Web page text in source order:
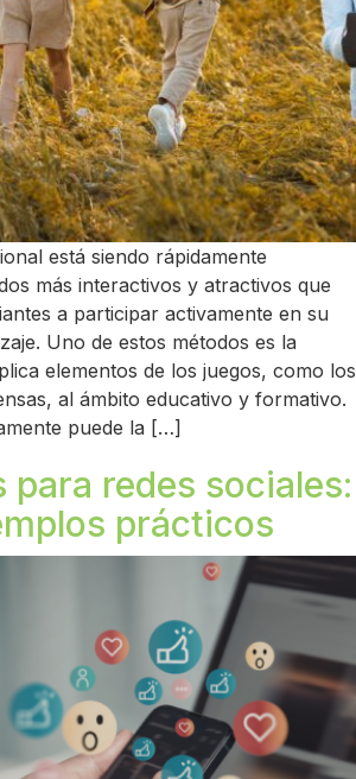
está siendo rápidamente
más interactivos y atractivos que
a participar activamente en su
Uno de estos métodos es la
elementos de los juegos, como los
al ámbito educativo y formativo.
puede la […]
para redes sociales:
prácticos